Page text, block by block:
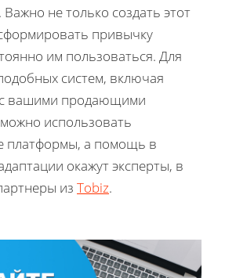
Важно не только создать этот
привычку
им пользоваться. Для
систем, включая
вашими продающими
использовать
платформы, а помощь в
окажут эксперты, в
из Tobiz.